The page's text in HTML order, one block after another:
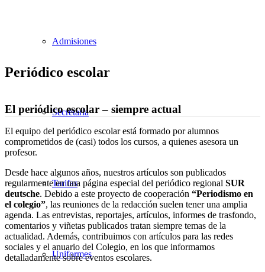
Admisiones
Secretaría
Tarifas
Uniformes
Periódico escolar
El periódico escolar – siempre actual
El equipo del periódico escolar está formado por alumnos
comprometidos de (casi) todos los cursos, a quienes asesora un
profesor.
Desde hace algunos años, nuestros artículos son publicados
regularmente en una página especial del periódico regional SUR
deutsche. Debido a este proyecto de cooperación “Periodismo en
el colegio”, las reuniones de la redacción suelen tener una amplia
agenda. Las entrevistas, reportajes, artículos, informes de trasfondo,
comentarios y viñetas publicados tratan siempre temas de la
actualidad. Además, contribuimos con artículos para las redes
sociales y el anuario del Colegio, en los que informamos
detalladamente sobre eventos escolares.